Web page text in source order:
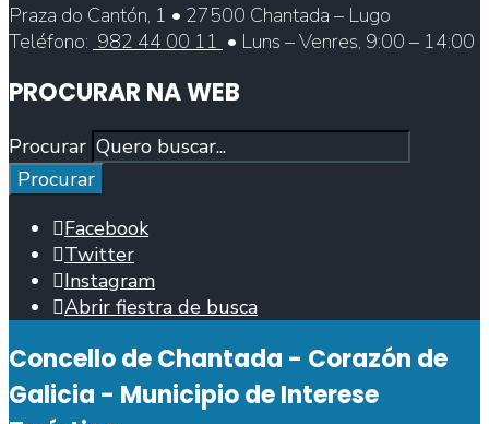
Praza do Cantón, 1 • 27500 Chantada – Lugo
Teléfono: 982 44 00 11 • Luns – Venres, 9:00 – 14:00
PROCURAR NA WEB
Procurar
Procurar
Facebook
Twitter
Instagram
Abrir fiestra de busca
Concello de Chantada - Corazón de
Galicia - Municipio de Interese